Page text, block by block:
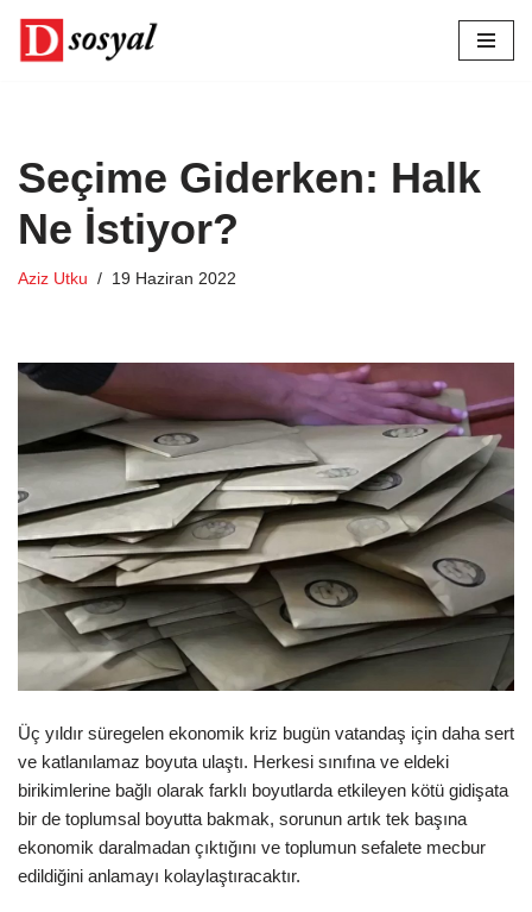
İçeriğe
Seçime Giderken: Halk
Ne İstiyor?
Aziz Utku 19 Haziran 2022
Üç yıldır süregelen ekonomik kriz bugün vatandaş için daha sert
ve katlanılamaz boyuta ulaştı. Herkesi sınıfına ve eldeki
birikimlerine bağlı olarak farklı boyutlarda etkileyen kötü gidişata
bir de toplumsal boyutta bakmak, sorunun artık tek başına
ekonomik daralmadan çıktığını ve toplumun sefalete mecbur
edildiğini anlamayı kolaylaştıracaktır.